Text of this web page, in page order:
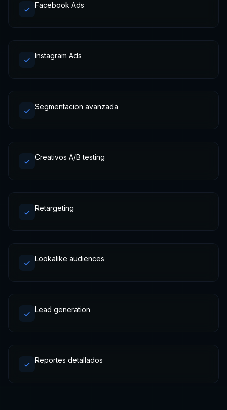
Facebook Ads
Instagram Ads
Segmentacion avanzada
Creativos A/B testing
Retargeting
Lookalike audiences
Lead generation
Reportes detallados